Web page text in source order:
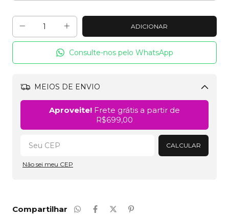
Consulte-nos pelo WhatsApp
MEIOS DE ENVIO
Aproveite! Frete grátis a partir de
R$699,00
CALCULAR
Não sei meu CEP
Compartilhar